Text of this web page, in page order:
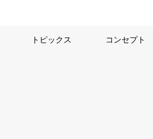
トピックス コンセプト